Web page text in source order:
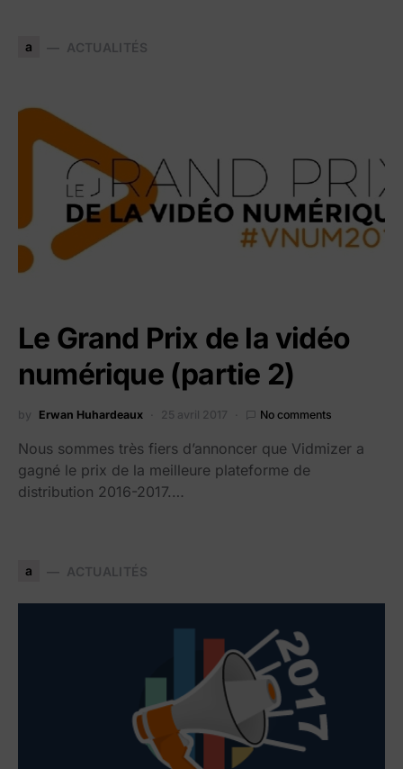
a ACTUALITÉS
Le Grand Prix de la vidéo
numérique (partie 2)
by Erwan Huhardeaux 25 avril 2017 No comments
Nous sommes très fiers d’annoncer que Vidmizer a
gagné le prix de la meilleure plateforme de
distribution 2016-2017.…
a ACTUALITÉS